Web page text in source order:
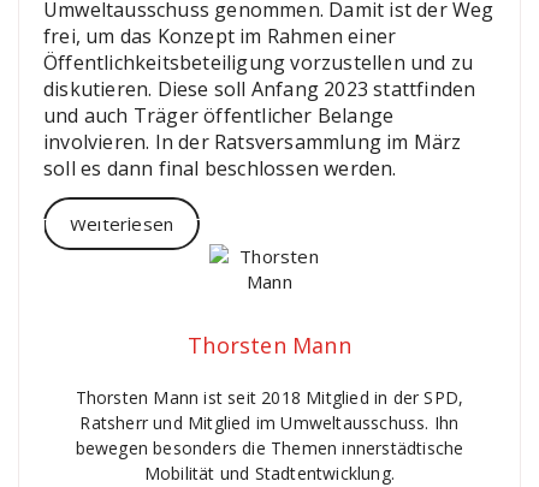
Umweltausschuss genommen. Damit ist der Weg
frei, um das Konzept im Rahmen einer
Öffentlichkeitsbeteiligung vorzustellen und zu
diskutieren. Diese soll Anfang 2023 stattfinden
und auch Träger öffentlicher Belange
involvieren. In der Ratsversammlung im März
soll es dann final beschlossen werden.
Weiterlesen
Thorsten Mann
Thorsten Mann ist seit 2018 Mitglied in der SPD,
Ratsherr und Mitglied im Umweltausschuss. Ihn
bewegen besonders die Themen innerstädtische
Mobilität und Stadtentwicklung.